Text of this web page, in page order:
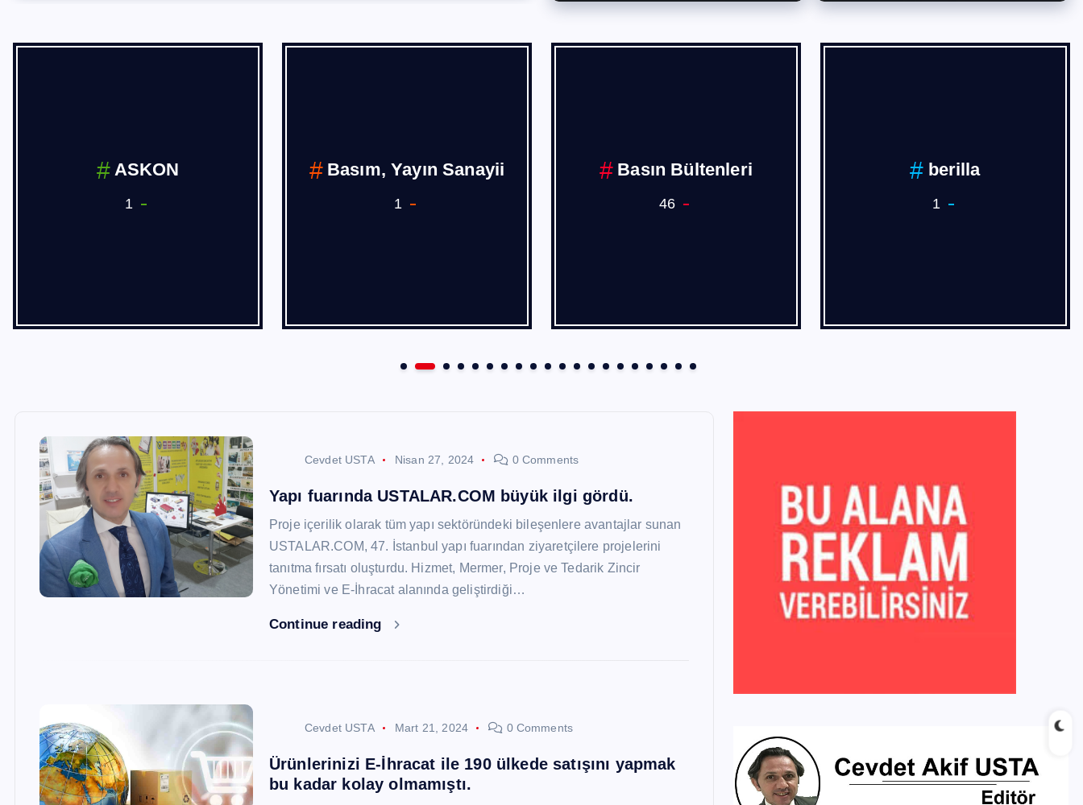
BÖLGESEL
Borusan
1
Burak PEHLİVAN
4
BURSA
3
Cevdet USTA Nisan 27, 2024 0 Comments
Yapı fuarında USTALAR.COM büyük ilgi gördü.
Proje içerilik olarak tüm yapı sektöründeki bileşenlere avantajlar sunan
USTALAR.COM, 47. İstanbul yapı fuarından ziyaretçilere projelerini
tanıtma fırsatı oluşturdu. Hizmet, Mermer, Proje ve Tedarik Zincir
Yönetimi ve E-İhracat alanında geliştirdiği…
Continue reading
Cevdet USTA Mart 21, 2024 0 Comments
Ürünlerinizi E-İhracat ile 190 ülkede satışını yapmak
bu kadar kolay olmamıştı.